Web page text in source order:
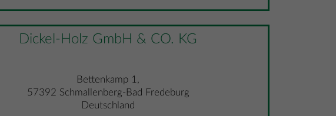
Dickel-Holz GmbH & CO. KG
Bettenkamp 1,
57392 Schmallenberg-Bad Fredeburg
Deutschland